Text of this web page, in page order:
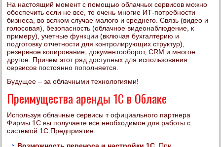
На настоящий момент с помощью облачных сервисов можно
обеспечить если не все, то очень многие ИТ-потребности
бизнеса, во всяком случае малого и среднего. Связь (видео и
голосовая), безопасность (облачное видеонаблюдение, к
примеру), учетные функции (включая бухгалтерию и
подготовку отчетности для контролирующих структур),
резервное копирование, документооборот, CRM и многое
другое. Причем этот ряд доступных для использования
сервисов постоянно пополняется.
Будущее – за облачными технологиями!
Преимущества аренды 1С в Облаке
Используя облачные сервисы т официального партнера
Фирмы 1С вы получаете все необходимое для работы с
системой 1С:Предприятие: